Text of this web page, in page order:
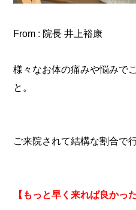
From : 院長 井上裕康
様々なお体の痛みや悩みで
と。
ご来院されて結構な割合で
【もっと早く来れば良かっ